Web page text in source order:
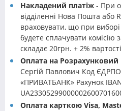
Накладений платіж - При
відділенні Нова Пошта або
враховувати, що при
будете сплачувати комісію
складає 20грн. + 2%
Оплата на Розрахунковий
Сергій Павлович Код
«ПРИВАТБАНК» Рахунок
Оплата карткою Visa,